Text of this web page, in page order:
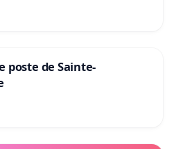
poste de Sainte-